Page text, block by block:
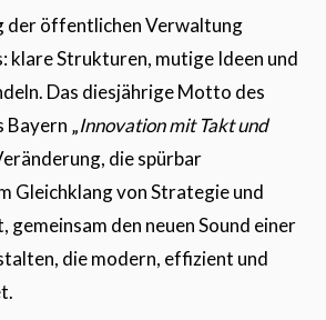
der öffentlichen Verwaltung
klare Strukturen, mutige Ideen und
Das diesjährige Motto des
„Innovation mit Takt und
die spürbar
Gleichklang von Strategie und
gemeinsam den neuen Sound einer
die modern, effizient und